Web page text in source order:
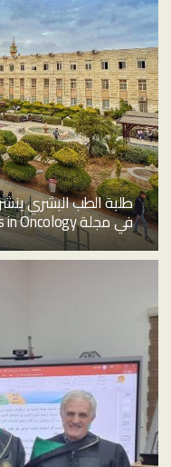
طلبة الطب البشري
في مجلة Frontiers in Oncology